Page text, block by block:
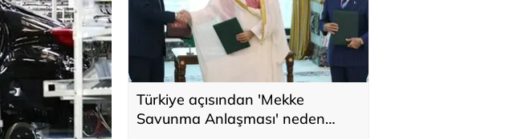
Türkiye açısından 'Mekke
Savunma Anlaşması' neden